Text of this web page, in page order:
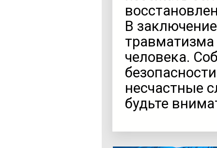
В
травматизма
человека.
несчастные
будьте